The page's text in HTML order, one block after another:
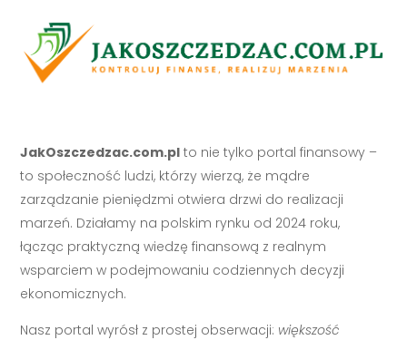
JakOszczedzac.com.pl to nie tylko portal finansowy –
to społeczność ludzi, którzy wierzą, że mądre
zarządzanie pieniędzmi otwiera drzwi do realizacji
marzeń. Działamy na polskim rynku od 2024 roku,
łącząc praktyczną wiedzę finansową z realnym
wsparciem w podejmowaniu codziennych decyzji
ekonomicznych.
Nasz portal wyrósł z prostej obserwacji: większość